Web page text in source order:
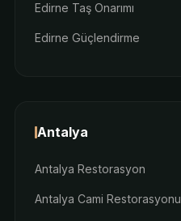
Edirne Taş Onarımı
Edirne Güçlendirme
Antalya
Antalya Restorasyon
Antalya Cami Restorasyonu